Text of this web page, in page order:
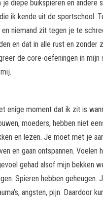
diepe buikspieren en
ik kende uit de sportschool.
en niemand zit tegen je te
en dat in alle rust en zonder
de core-oefeningen in
enige moment dat ik zit is
moeders, hebben niet
en lezen. Je moet met je
en gaan ontspannen.
gehad alsof mijn bekken
Spieren hebben
angsten, pijn. Daardoor